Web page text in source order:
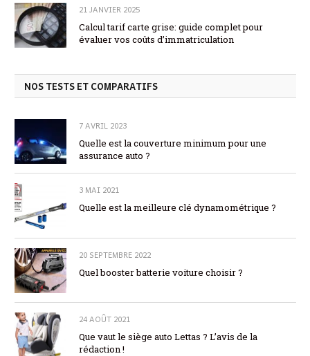
21 JANVIER 2025
Calcul tarif carte grise: guide complet pour
évaluer vos coûts d’immatriculation
NOS TESTS ET COMPARATIFS
7 AVRIL 2023
Quelle est la couverture minimum pour une
assurance auto ?
3 MAI 2021
Quelle est la meilleure clé dynamométrique ?
20 SEPTEMBRE 2022
Quel booster batterie voiture choisir ?
24 AOÛT 2021
Que vaut le siège auto Lettas ? L’avis de la
rédaction !